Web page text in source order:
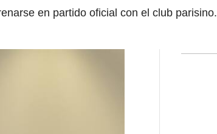
en partido oficial con el club parisino.